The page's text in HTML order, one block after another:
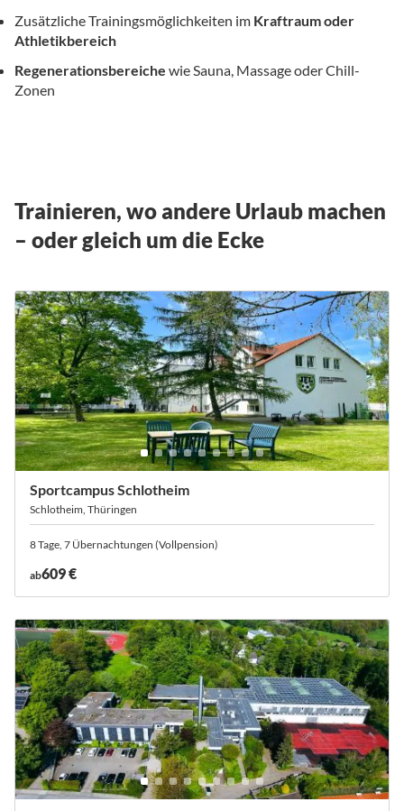
Zusätzliche Trainingsmöglichkeiten im Kraftraum oder
Athletikbereich
Regenerationsbereiche wie Sauna, Massage oder Chill-
Zonen
Trainieren, wo andere Urlaub machen
– oder gleich um die Ecke
Sportcampus Schlotheim
Schlotheim, Thüringen
8 Tage, 7 Übernachtungen (Vollpension)
ab609 €